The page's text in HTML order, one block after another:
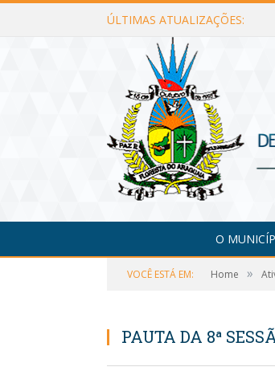
ÚLTIMAS ATUALIZAÇÕES:
O
VOCÊ ESTÁ EM: Home »
PAUTA DA 8ª